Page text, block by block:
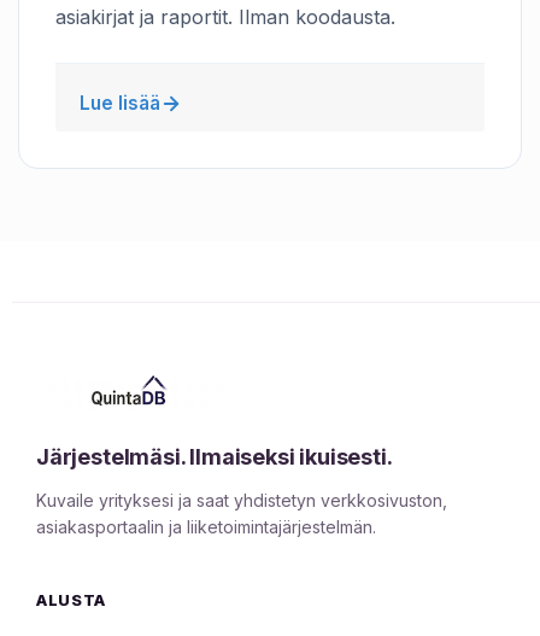
asiakirjat ja raportit. Ilman koodausta.
Lue lisää
Järjestelmäsi. Ilmaiseksi ikuisesti.
Kuvaile yrityksesi ja saat yhdistetyn verkkosivuston,
asiakasportaalin ja liiketoimintajärjestelmän.
ALUSTA